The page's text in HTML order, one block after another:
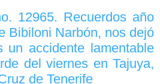
12965. Recuerdos año
Bibiloni Narbón, nos dejó
un accidente lamentable
del viernes en Tajuya,
de Tenerife